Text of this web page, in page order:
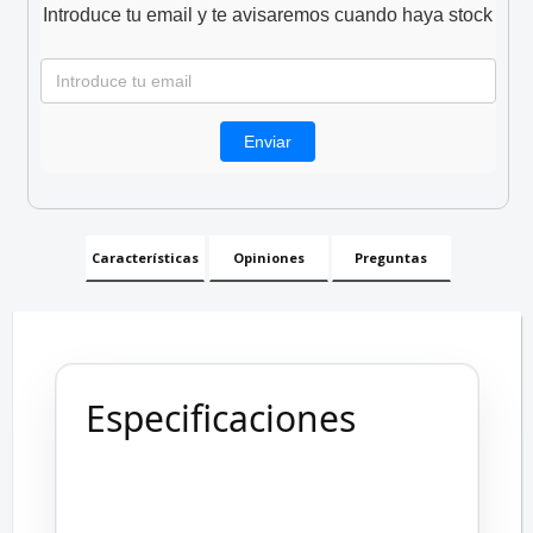
Introduce tu email y te avisaremos cuando haya stock
Características Opiniones Preguntas
Especificaciones